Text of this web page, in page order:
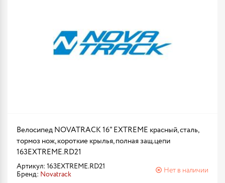
Велосипед NOVATRACK 16" EXTREME красный, сталь,
тормоз нож, короткие крылья, полная защ.цепи
163EXTREME.RD21
Артикул: 163EXTREME.RD21
Бренд: Novatrack
Нет в наличии